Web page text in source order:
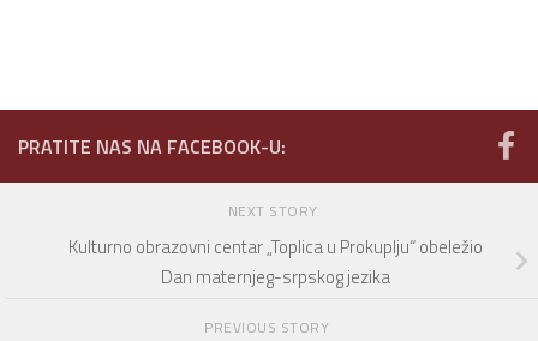
PRATITE NAS NA FACEBOOK-U:
NEXT STORY
Kulturno obrazovni centar „Toplica u Prokuplju“ obeležio
Dan maternjeg-srpskog jezika
PREVIOUS STORY